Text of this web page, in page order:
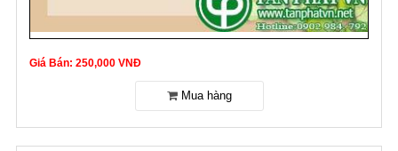
Giá Bán: 250,000 VNĐ